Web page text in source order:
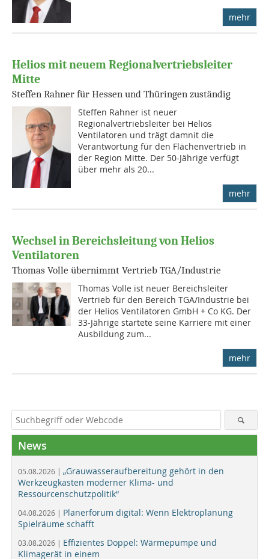
mehr
Helios mit neuem Regionalvertriebsleiter
Mitte
Steffen Rahner für Hessen und Thüringen zuständig
Steffen Rahner ist neuer
Regionalvertriebsleiter bei Helios
Ventilatoren und trägt damnit die
Verantwortung für den Flächenvertrieb in
der Region Mitte. Der 50-Jährige verfügt
über mehr als 20...
mehr
Wechsel in Bereichsleitung von Helios
Ventilatoren
Thomas Volle übernimmt Vertrieb TGA/Industrie
Thomas Volle ist neuer Bereichsleiter
Vertrieb für den Bereich TGA/Industrie bei
der Helios Ventilatoren GmbH + Co KG. Der
33-Jährige startete seine Karriere mit einer
Ausbildung zum...
mehr
News
05.08.2026 | „Grauwasseraufbereitung gehört in den
Werkzeugkasten moderner Klima- und
Ressourcenschutzpolitik“
04.08.2026 | Planerforum digital: Wenn Elektroplanung
Spielräume schafft
03.08.2026 | Effizientes Doppel: Wärmepumpe und
Klimagerät in einem